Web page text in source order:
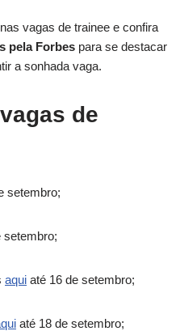
vagas de trainee e confira
pela Forbes para se destacar
a sonhada vaga.
de
setembro;
setembro;
aqui até 16 de setembro;
até 18 de setembro;